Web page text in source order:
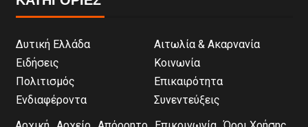
Δυτική Ελλάδα
Αιτωλία & Ακαρνανία
Ειδήσεις
Κοινωνία
Πολιτισμός
Επικαιρότητα
Ενδιαφέροντα
Συνεντεύξεις